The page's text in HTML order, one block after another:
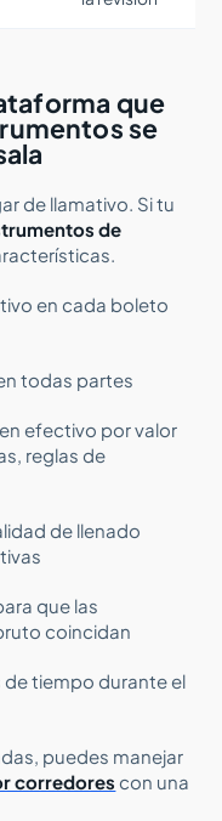
que
se
de llamativo. Si tu
de
en cada boleto
todas partes
efectivo por valor
reglas de
de llenado
que las
coincidan
tiempo durante el
puedes manejar
corredores con una